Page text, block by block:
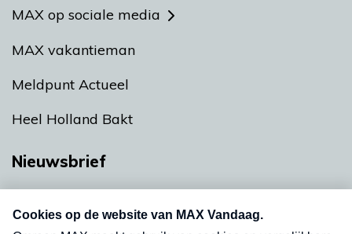
MAX op sociale media
MAX vakantieman
Meldpunt Actueel
Heel Holland Bakt
Nieuwsbrief
nieuwsbrief. Elke vrijdag- en dinsdagochtend in